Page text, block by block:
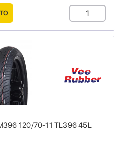
120/70-11 TL396 45L